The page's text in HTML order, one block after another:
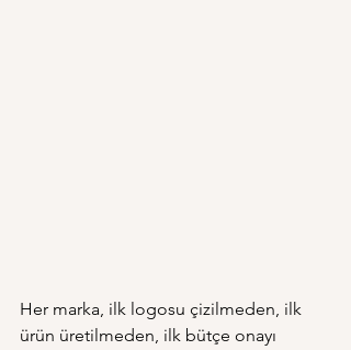
Her marka, ilk logosu çizilmeden, ilk
ürün üretilmeden, ilk bütçe onayı